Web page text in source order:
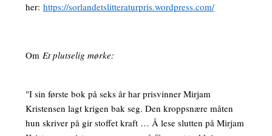
her: https://sorlandetslitteraturpris.wordpress.com/
OmEt plutselig mørke:
"I sin første bok på seks år har prisvinner Mirjam
Kristensen lagt krigen bak seg. Den kroppsnære måten
hun skriver på gir stoffet kraft … Å lese slutten på Mirjam